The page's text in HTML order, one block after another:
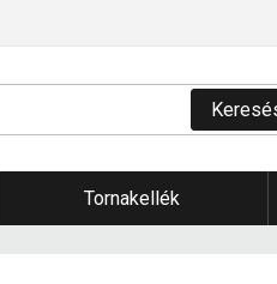
Tornakellék